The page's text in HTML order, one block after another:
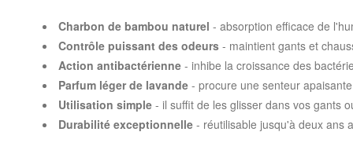
Charbon de bambou naturel - absorption efficace de
Contrôle puissant des odeurs - maintient gants et
Action antibactérienne - inhibe la croissance des
Parfum léger de lavande - procure une senteur
Utilisation simple - il suffit de les glisser dans vos gants
Durabilité exceptionnelle - réutilisable jusqu'à deux ans